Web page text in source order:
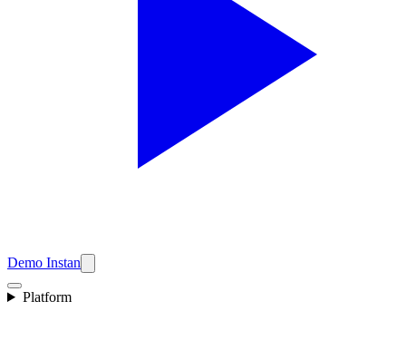
Demo Instan
Platform